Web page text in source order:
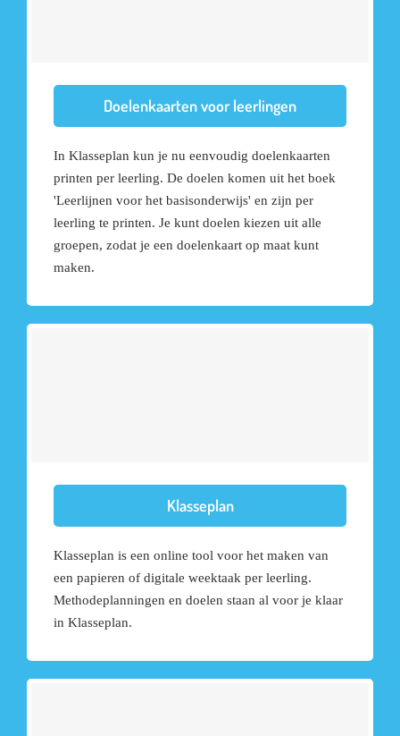
Doelenkaarten voor leerlingen
In Klasseplan kun je nu eenvoudig doelenkaarten
printen per leerling. De doelen komen uit het boek
'Leerlijnen voor het basisonderwijs' en zijn per
leerling te printen. Je kunt doelen kiezen uit alle
groepen, zodat je een doelenkaart op maat kunt
maken.
Klasseplan
Klasseplan is een online tool voor het maken van
een papieren of digitale weektaak per leerling.
Methodeplanningen en doelen staan al voor je klaar
in Klasseplan.